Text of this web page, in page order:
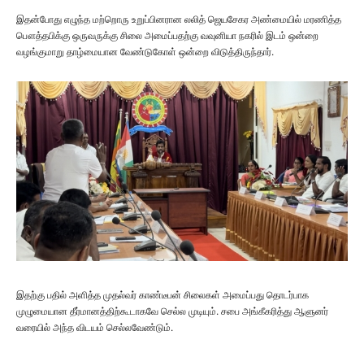
இதன்போது எழுந்த மற்றொரு உறுப்பினரான லலித் ஜெயசேகர அண்மையில் மரணித்த
பௌத்தபிக்கு ஒருவருக்கு சிலை அமைப்பதற்கு வவுனியா நகரில் இடம் ஒன்றை
வழங்குமாறு தாழ்மையான வேண்டுகோள் ஒன்றை விடுத்திருந்தார்.
இதற்கு பதில் அளித்த முதல்வர் காண்டீபன் சிலைகள் அமைப்பது தொடர்பாக
முழுமையான தீர்மானத்திற்கூடாகவே செல்ல முடியும். சபை அங்கீகரித்து ஆளுனர்
வரையில் அந்த விடயம் செல்லவேண்டும்.